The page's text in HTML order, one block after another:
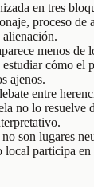
en tres
proceso de
alienación.
menos de
cómo el
ajenos.
entre
no lo resuelve
son lugares
local participa